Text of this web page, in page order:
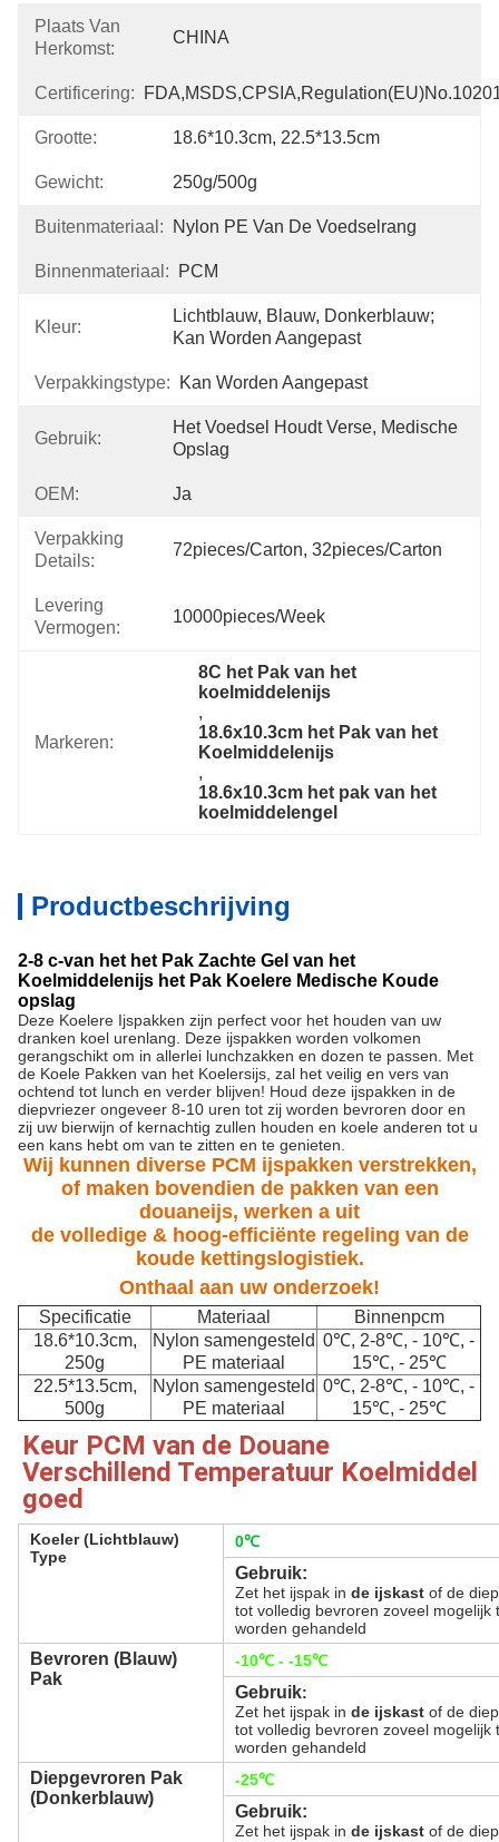
Plaats Van
Herkomst:
CHINA
Certificering:
Grootte: 18.6*10.3cm, 22.5*13.5cm
Gewicht: 250g/500g
Buitenmateriaal: Nylon PE Van De Voedselrang
Binnenmateriaal: PCM
Kleur:
Lichtblauw, Blauw, Donkerblauw;
Kan Worden Aangepast
Verpakkingstype: Kan Worden Aangepast
Gebruik:
Het Voedsel Houdt Verse, Medische
Opslag
OEM: Ja
Verpakking
Details:
72pieces/carton, 32pieces/carton
Levering
Vermogen:
10000pieces/week
Markeren:
8C het Pak van het
koelmiddelenijs
,
18.6x10.3cm het Pak van het
Koelmiddelenijs
,
18.6x10.3cm het pak van het
koelmiddelengel
Productbeschrijving
2-8 c-van het het Pak Zachte Gel van het
Koelmiddelenijs het Pak Koelere Medische Koude
opslag
Deze Koelere Ijspakken zijn perfect voor het houden van uw
dranken koel urenlang. Deze ijspakken worden volkomen
gerangschikt om in allerlei lunchzakken en dozen te passen. Met
de Koele Pakken van het Koelersijs, zal het veilig en vers van
ochtend tot lunch en verder blijven! Houd deze ijspakken in de
diepvriezer ongeveer 8-10 uren tot zij worden bevroren door en
zij uw bierwijn of kernachtig zullen houden en koele anderen tot u
een kans hebt om van te zitten en te genieten.
Wij kunnen diverse PCM ijspakken verstrekken,
of maken bovendien de pakken van een
douaneijs, werken a uit
de volledige & hoog-efficiënte regeling van de
koude kettingslogistiek.
Onthaal aan uw onderzoek!
Specificatie Materiaal
Binnenpcm
18.6*10.3cm,
250g
Nylon samengesteld
PE materiaal
0℃, 2-8℃, - 10℃, -
15℃, - 25℃
22.5*13.5cm,
500g
Nylon samengesteld
PE materiaal
0℃, 2-8℃, - 10℃, -
15℃, - 25℃
Keur PCM van de Douane
Verschillend Temperatuur Koelmiddel
goed
Koeler (Lichtblauw)
Type
0℃
Gebruik:
Zet het ijspak in de ijskast of de
tot volledig bevroren zoveel
worden gehandeld
Bevroren (Blauw)
Pak
-10℃ - -15℃
Gebruik:
Zet het ijspak in de ijskast of de
tot volledig bevroren zoveel
worden gehandeld
Diepgevroren Pak
(Donkerblauw)
-25℃
Gebruik:
Zet het ijspak in de ijskast of de